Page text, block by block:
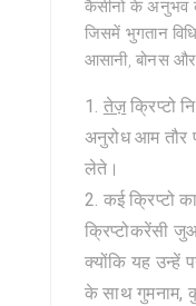
कैसीनो के अनुभव
जिसमें भुगतान
आसानी, बोनस
तेज़क्रिप्टो
अनुरोध आम तौर
लेते।
कई क्रिप्टो
क्रिप्टोकरेंसी
क्योंकि यह उन्हें
के साथ गुमनाम,